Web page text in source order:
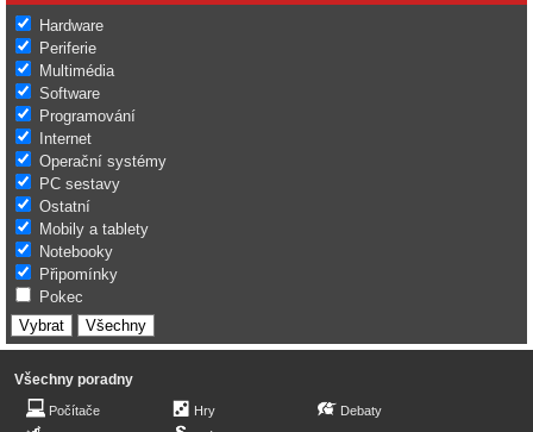
Hardware
Periferie
Multimédia
Software
Programování
Internet
Operační systémy
PC sestavy
Ostatní
Mobily a tablety
Notebooky
Připomínky
Pokec
Všechny poradny
Počítače
Hry
Debaty